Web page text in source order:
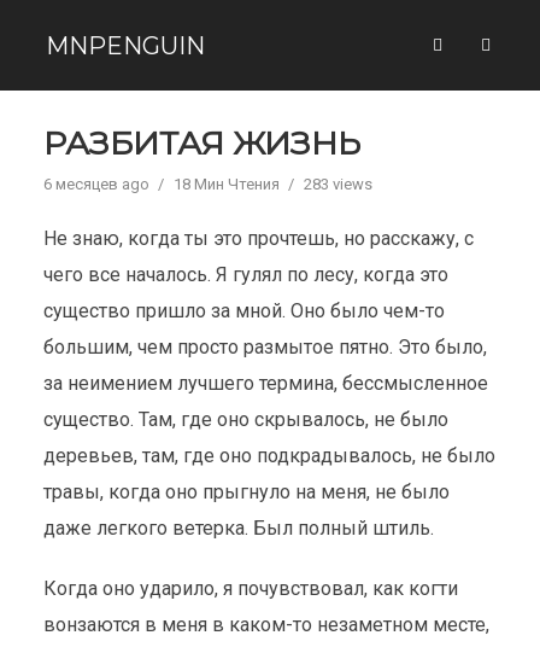
MNPENGUIN
РАЗБИТАЯ ЖИЗНЬ
6 месяцев ago 18 Мин Чтения 283 views
Не знаю, когда ты это прочтешь, но расскажу, с
чего все началось. Я гулял по лесу, когда это
существо пришло за мной. Оно было чем-то
большим, чем просто размытое пятно. Это было,
за неимением лучшего термина, бессмысленное
существо. Там, где оно скрывалось, не было
деревьев, там, где оно подкрадывалось, не было
травы, когда оно прыгнуло на меня, не было
даже легкого ветерка. Был полный штиль.
Когда оно ударило, я почувствовал, как когти
вонзаются в меня в каком-то незаметном месте,